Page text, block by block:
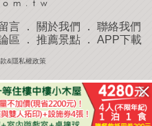
言 ． 關於我們 ． 聯絡我們
區 ． 推薦景點． APP下載
&隱私權政策